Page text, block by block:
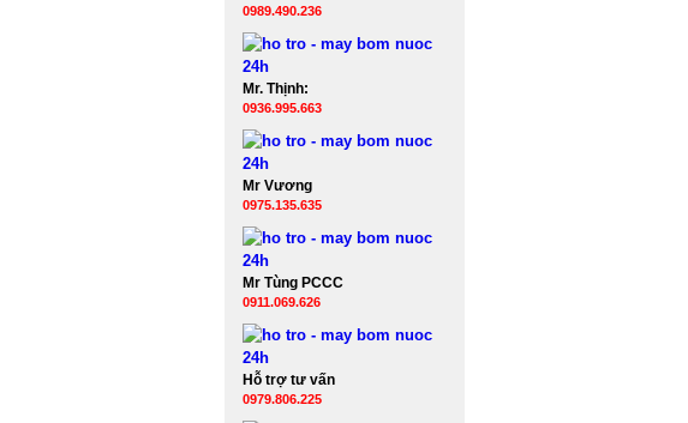
0989.490.236
Mr. Thịnh:
0936.995.663
Mr Vương
0975.135.635
Mr Tùng PCCC
0911.069.626
Hỗ trợ tư vấn
0979.806.225